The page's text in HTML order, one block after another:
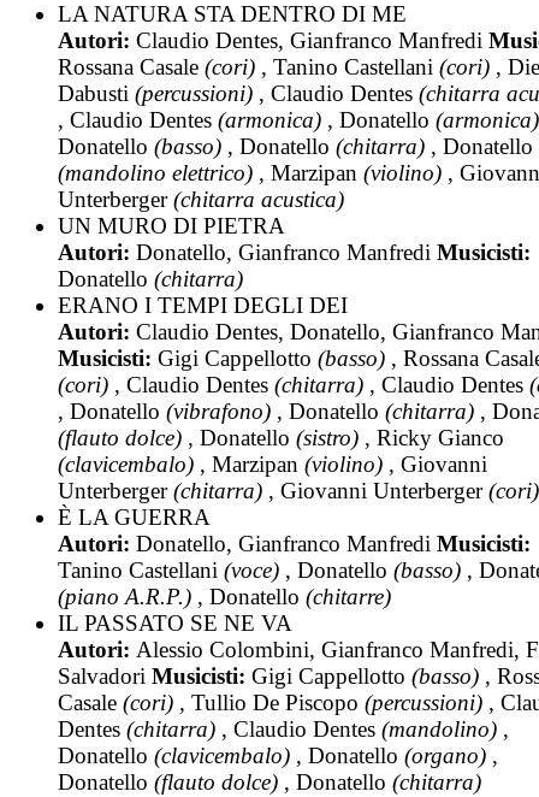
LA NATURA STA DENTRO DI ME
Autori: Claudio Dentes, Gianfranco Manfredi
Rossana Casale (cori) , Tanino Castellani (cori) ,
Dabusti (percussioni) , Claudio Dentes (chitarra
, Claudio Dentes (armonica) , Donatello (armonica)
Donatello (basso) , Donatello (chitarra) , Donatello
(mandolino elettrico) , Marzipan (violino) ,
Unterberger(chitarra acustica)
UN MURO DI PIETRA
Autori: Donatello, Gianfranco Manfredi Musicisti:
Donatello (chitarra)
ERANO I TEMPI DEGLI DEI
Autori: Claudio Dentes, Donatello, Gianfranco
Musicisti: Gigi Cappellotto (basso) , Rossana
(cori) , Claudio Dentes (chitarra) , Claudio Dentes
, Donatello (vibrafono) , Donatello (chitarra) ,
(flauto dolce) , Donatello (sistro) , Ricky Gianco
(clavicembalo) , Marzipan (violino) , Giovanni
Unterberger(chitarra) , Giovanni Unterberger(cori)
È LA GUERRA
Autori: Donatello, Gianfranco Manfredi Musicisti:
Tanino Castellani (voce) , Donatello (basso) ,
(piano A.R.P.) , Donatello (chitarre)
IL PASSATO SE NE VA
Autori: Alessio Colombini, Gianfranco Manfredi,
Salvadori Musicisti: Gigi Cappellotto (basso) ,
Casale (cori) , Tullio De Piscopo (percussioni) ,
Dentes (chitarra) , Claudio Dentes (mandolino) ,
Donatello (clavicembalo) , Donatello (organo) ,
Donatello (flauto dolce) , Donatello (chitarra)